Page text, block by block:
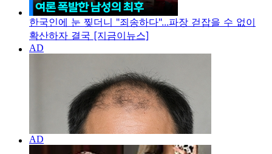
한국인에 눈 찢더니 "죄송하다"...파장 걷잡을 수 없이
확산하자 결국 [지금이뉴스]